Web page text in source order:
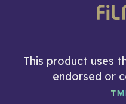
This product uses
endorsed or